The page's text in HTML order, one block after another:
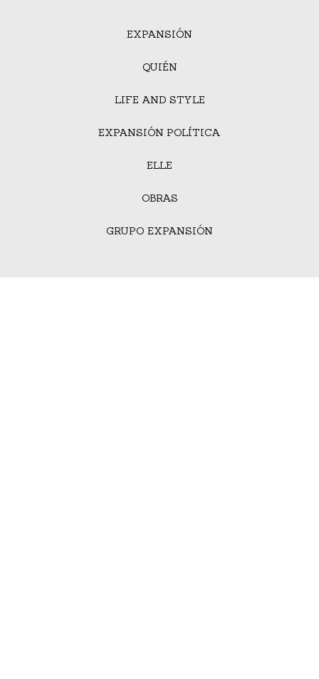
EXPANSIÓN
QUIÉN
LIFE AND STYLE
EXPANSIÓN POLÍTICA
ELLE
OBRAS
GRUPO EXPANSIÓN